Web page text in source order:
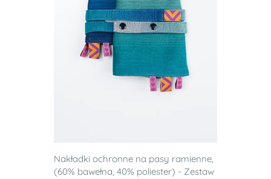
Nakładki ochronne na pasy ramienne,
(60% bawełna, 40% poliester) - Zestaw